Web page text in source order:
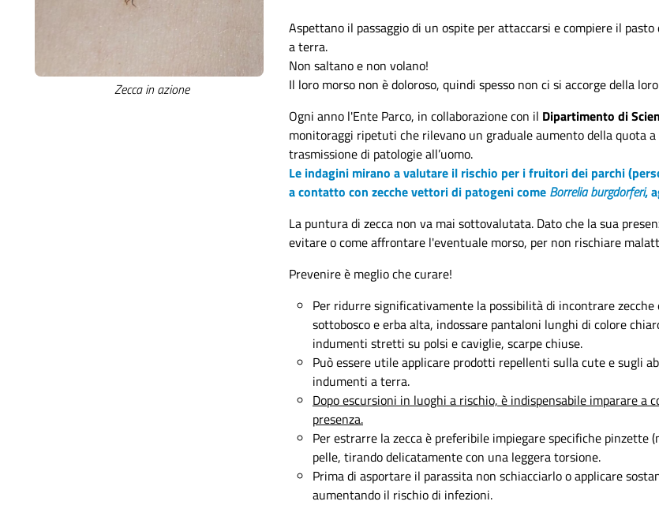
Zecca in azione
Aspettano il passaggio di un ospite per attaccarsi e compiere il
a terra.
Non saltano e non volano!
Il loro morso non è doloroso, quindi spesso non ci si accorge della
Ogni anno l'Ente Parco, in collaborazione con il Dipartimento di
monitoraggi ripetuti che rilevano un graduale aumento della quota
trasmissione di patologie all’uomo.
Le indagini mirano a valutare il rischio per i fruitori dei parchi
a contatto con zecche vettori di patogeni come Borrelia burgdorferi,
La puntura di zecca non va mai sottovalutata. Dato che la sua
evitare o come affrontare l'eventuale morso, per non rischiare
Prevenire è meglio che curare!
Per ridurre significativamente la possibilità di incontrare
sottobosco e erba alta, indossare pantaloni lunghi di colore
indumenti stretti su polsi e caviglie, scarpe chiuse.
Può essere utile applicare prodotti repellenti sulla cute e sugli
indumenti a terra.
Dopo escursioni in luoghi a rischio, è indispensabile imparare
presenza.
Per estrarre la zecca è preferibile impiegare specifiche
pelle, tirando delicatamente con una leggera torsione.
Prima di asportare il parassita non schiacciarlo o applicare
aumentando il rischio di infezioni.